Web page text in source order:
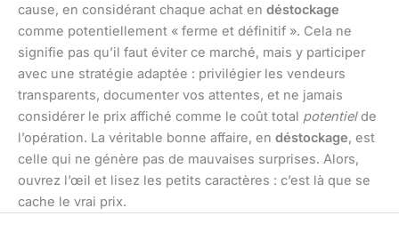
cause, en considérant chaque achat en déstockage
comme potentiellement « ferme et définitif ». Cela ne
signifie pas qu’il faut éviter ce marché, mais y participer
avec une stratégie adaptée : privilégier les vendeurs
transparents, documenter vos attentes, et ne jamais
considérer le prix affiché comme le coût total potentielde
l’opération. La véritable bonne affaire, en déstockage, est
celle qui ne génère pas de mauvaises surprises. Alors,
ouvrez l’œil et lisez les petits caractères : c’est là que se
cache le vrai prix.